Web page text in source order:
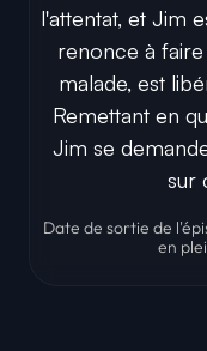
l'attentat, et Jim
renonce à
malade, est
Remettant en
Jim se
sur
Date de sortie de
en